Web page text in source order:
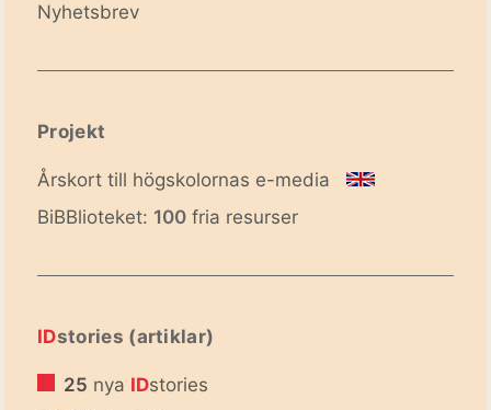
Nyhetsbrev
Projekt
Årskort till högskolornas e-media
BiBBlioteket: 100 fria resurser
IDstories (artiklar)
25 nya IDstories